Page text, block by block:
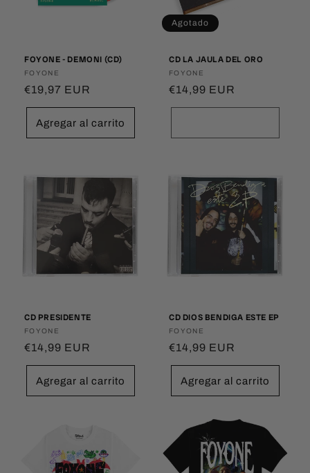
FOYONE - DEMONI (CD)
Proveedor:
FOYONE
Precio
habitual
€19,97 EUR
Agregar al carrito
Agotado
CD LA JAULA DEL ORO
Proveedor:
FOYONE
Precio
habitual
€14,99 EUR
CD PRESIDENTE
Proveedor:
FOYONE
Precio
habitual
€14,99 EUR
Agregar al carrito
CD DIOS BENDIGA ESTE EP
Proveedor:
FOYONE
Precio
habitual
€14,99 EUR
Agregar al carrito